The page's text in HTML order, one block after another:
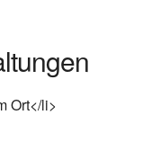
Ort</li>